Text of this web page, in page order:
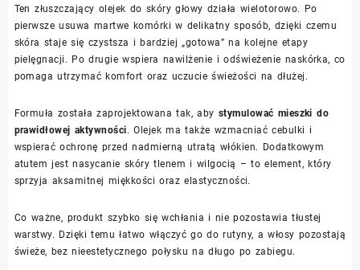
Ten złuszczający olejek do skóry głowy działa wielotorowo. Po
pierwsze usuwa martwe komórki w delikatny sposób, dzięki czemu
skóra staje się czystsza i bardziej „gotowa” na kolejne etapy
pielęgnacji. Po drugie wspiera nawilżenie i odświeżenie naskórka, co
pomaga utrzymać komfort oraz uczucie świeżości na dłużej.
Formuła została zaprojektowana tak, aby stymulować mieszki do
prawidłowej aktywności. Olejek ma także wzmacniać cebulki i
wspierać ochronę przed nadmierną utratą włókien. Dodatkowym
atutem jest nasycanie skóry tlenem i wilgocią – to element, który
sprzyja aksamitnej miękkości oraz elastyczności.
Co ważne, produkt szybko się wchłania i nie pozostawia tłustej
warstwy. Dzięki temu łatwo włączyć go do rutyny, a włosy pozostają
świeże, bez nieestetycznego połysku na długo po zabiegu.